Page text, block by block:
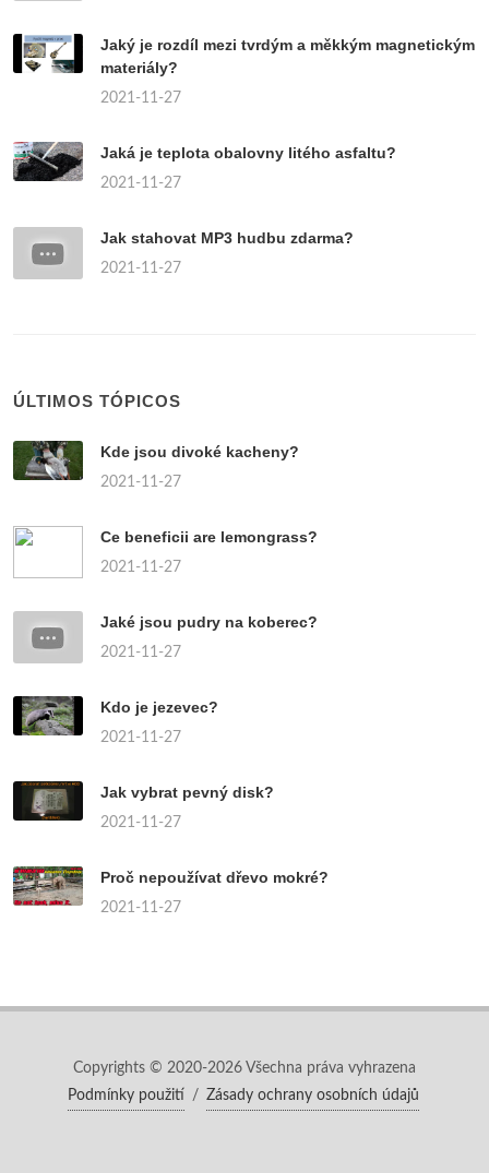
Jaký je rozdíl mezi tvrdým a měkkým magnetickým
materiály?
2021-11-27
Jaká je teplota obalovny litého asfaltu?
2021-11-27
Jak stahovat MP3 hudbu zdarma?
2021-11-27
ÚLTIMOS TÓPICOS
Kde jsou divoké kacheny?
2021-11-27
Ce beneficii are lemongrass?
2021-11-27
Jaké jsou pudry na koberec?
2021-11-27
Kdo je jezevec?
2021-11-27
Jak vybrat pevný disk?
2021-11-27
Proč nepoužívat dřevo mokré?
2021-11-27
Copyrights © 2020-2026 Všechna práva vyhrazena
Podmínky použití
/ Zásady ochrany osobních údajů